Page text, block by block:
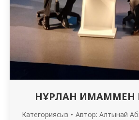
НҰРЛАН ИМАММЕН
Категориясыз Автор: Алтынай